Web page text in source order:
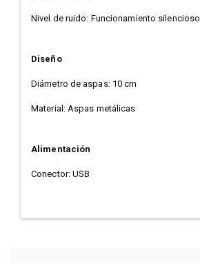
Nivel de ruido: Funcionamiento silencioso
Diseño
Diámetro de aspas: 10 cm
Material: Aspas metálicas
Alimentación
Conector: USB